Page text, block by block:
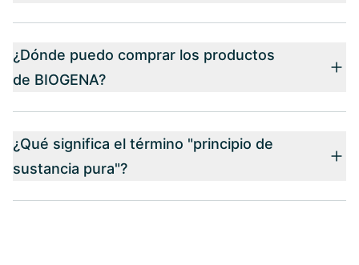
¿Dónde puedo comprar los productos
de BIOGENA?
¿Qué significa el término "principio de
sustancia pura"?